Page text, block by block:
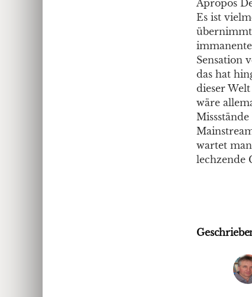
Apropos
Es ist
Sensation
das hat
dieser
wäre
wartet
lechzende